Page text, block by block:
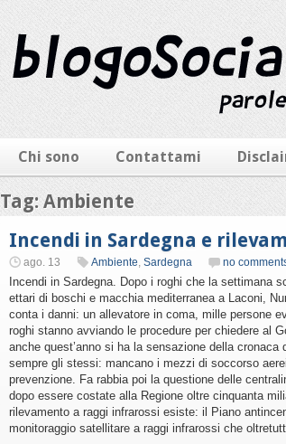
Chi sono Contattami
Tag: Ambiente
Incendi in Sardegna e
ago. 13 Ambiente, Sardegna no
Incendi in Sardegna. Dopo i roghi che la settimana
ettari di boschi e macchia mediterranea a Laconi,
conta i danni: un allevatore in coma, mille persone
roghi stanno avviando le procedure per chiedere al
anche quest’anno si ha la sensazione della
sempre gli stessi: mancano i mezzi di soccorso
prevenzione. Fa rabbia poi la questione delle
dopo essere costate alla Regione oltre cinquanta
rilevamento a raggi infrarossi esiste: il Piano
monitoraggio satellitare a raggi infrarossi che